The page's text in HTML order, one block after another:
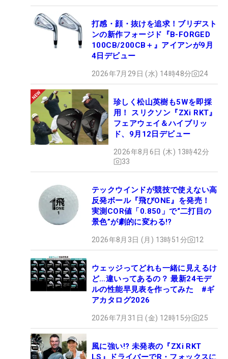
打感・顔・抜けを追求！ブリヂスト
ンの新作フォージド『B-FORGED
100CB/200CB＋』アイアンが9月
4日デビュー
2026年7月29日 (水) 14時48分 24
珍しく松山英樹も5Wを即採
用！ スリクソン『ZXi RKT』
フェアウェイ＆ハイブリッ
ド、9月12日デビュー
2026年8月6日 (木) 13時42分
33
テックウインドが競技で使えない高
反発ボール『飛びONE』を発売！
実測COR値「0.850」で“二打目の
景色”が劇的に変わる!?
2026年8月3日 (月) 13時51分 12
ウェッジってどれも一緒に見えるけ
ど…違いってあるの？ 最新24モデ
ルの性能早見表を作ってみた #ギ
アカタログ2026
2026年7月31日 (金) 12時15分 25
風に強い!? 未発表の『ZXi RKT
LS』ドライバーでR・フォックスに